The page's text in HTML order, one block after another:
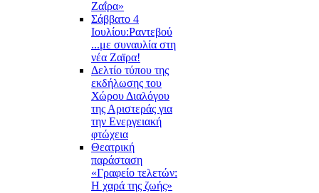
Ζαΐρα»
Σάββατο 4
Ιουλίου:Ραντεβού
...με συναυλία στη
νέα Ζαϊρα!
Δελτίο τύπου της
εκδήλωσης του
Χώρου Διαλόγου
της Αριστεράς για
την Ενεργειακή
φτώχεια
Θεατρική
παράσταση
«Γραφείο τελετών:
Η χαρά της ζωής»